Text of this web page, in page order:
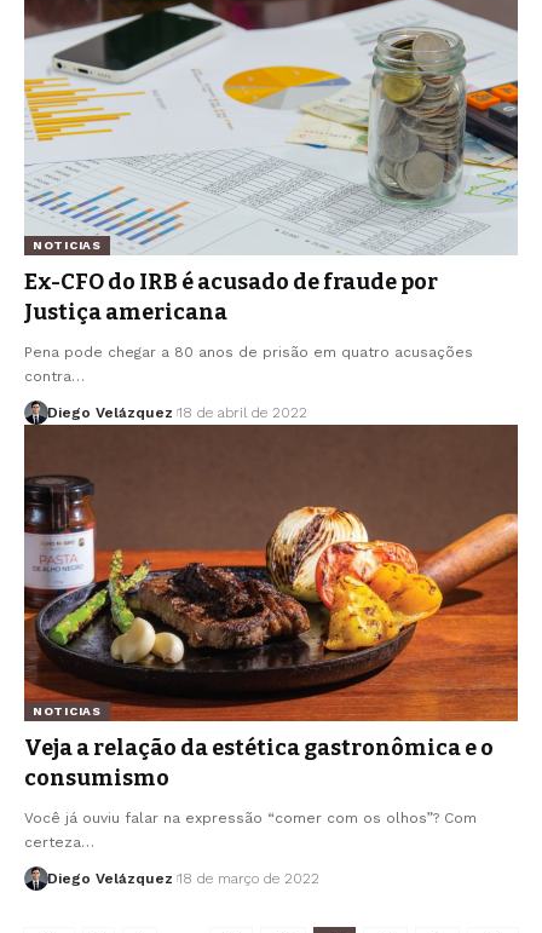
NOTICIAS
Ex-CFO do IRB é acusado de fraude por
Justiça americana
Pena pode chegar a 80 anos de prisão em quatro acusações
contra…
Diego Velázquez 18 de abril de 2022
NOTICIAS
Veja a relação da estética gastronômica e o
consumismo
Você já ouviu falar na expressão “comer com os olhos”? Com
certeza…
Diego Velázquez 18 de março de 2022